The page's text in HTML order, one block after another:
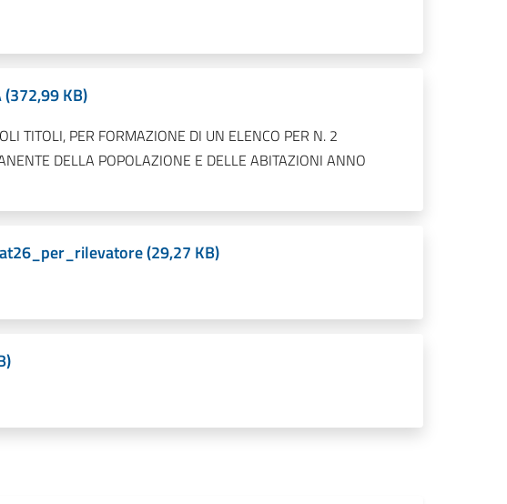
(372,99 KB)
TITOLI, PER FORMAZIONE DI UN ELENCO PER N. 2
DELLA POPOLAZIONE E DELLE ABITAZIONI ANNO
(29,27 KB)